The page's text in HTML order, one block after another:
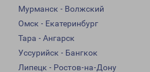
Мурманск - Волжский
Омск - Екатеринбург
Тара - Ангарск
Уссурийск - Бангкок
Липецк - Ростов-на-Дону